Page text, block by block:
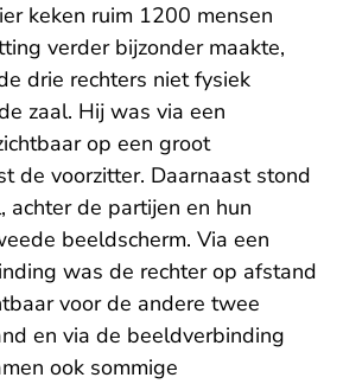
keken ruim 1200 mensen
verder bijzonder maakte,
drie rechters niet fysiek
zaal. Hij was via een
op een groot
de voorzitter. Daarnaast stond
achter de partijen en hun
beeldscherm. Via een
was de rechter op afstand
voor de andere twee
en via de beeldverbinding
ook sommige